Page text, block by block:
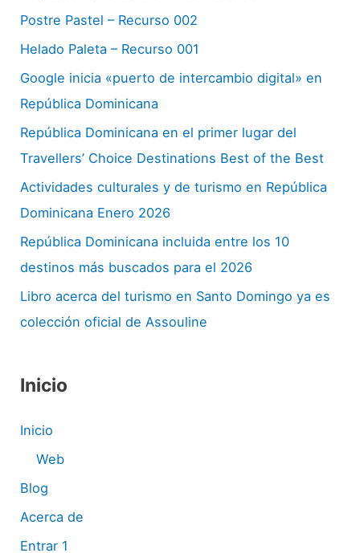
Postre Pastel – Recurso 002
Helado Paleta – Recurso 001
Google inicia «puerto de intercambio digital» en
República Dominicana
República Dominicana en el primer lugar del
Travellers’ Choice Destinations Best of the Best
Actividades culturales y de turismo en República
Dominicana Enero 2026
República Dominicana incluida entre los 10
destinos más buscados para el 2026
Libro acerca del turismo en Santo Domingo ya es
colección oficial de Assouline
Inicio
Inicio
Web
Blog
Acerca de
Entrar 1